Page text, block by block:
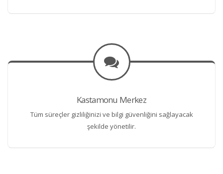
Kastamonu Merkez
Tüm süreçler gizliliğinizi ve bilgi güvenliğini sağlayacak
şekilde yönetilir.